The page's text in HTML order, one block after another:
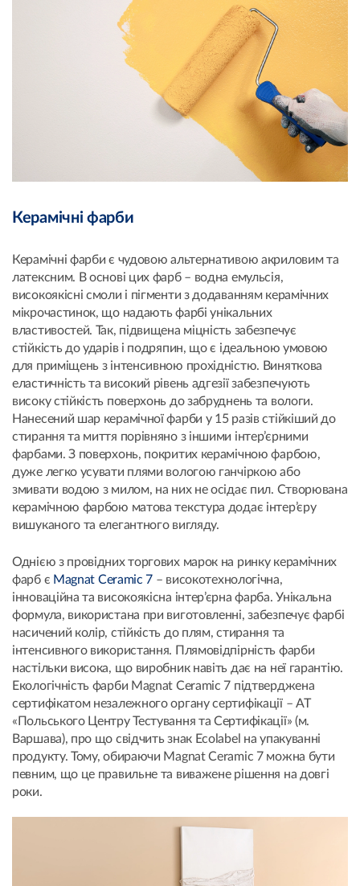
Керамічні фарби
Керамічні фарби є чудовою альтернативою акриловим та
латексним. В основі цих фарб – водна емульсія,
високоякісні смоли і пігменти з додаванням керамічних
мікрочастинок, що надають фарбі унікальних
властивостей. Так, підвищена міцність забезпечує
стійкість до ударів і подряпин, що є ідеальною умовою
для приміщень з інтенсивною прохідністю. Виняткова
еластичність та високий рівень адгезії забезпечують
високу стійкість поверхонь до забруднень та вологи.
Нанесений шар керамічної фарби у 15 разів стійкіший до
стирання та миття порівняно з іншими інтер’єрними
фарбами. З поверхонь, покритих керамічною фарбою,
дуже легко усувати плями вологою ганчіркою або
змивати водою з милом, на них не осідає пил. Створювана
керамічною фарбою матова текстура додає інтер’єру
вишуканого та елегантного вигляду.
Однією з провідних торгових марок на ринку керамічних
фарб є Magnat Ceramic 7 – високотехнологічна,
інноваційна та високоякісна інтер’єрна фарба. Унікальна
формула, використана при виготовленні, забезпечує фарбі
насичений колір, стійкість до плям, стирання та
інтенсивного використання. Плямовідпірність фарби
настільки висока, що виробник навіть дає на неї гарантію.
Екологічність фарби Magnat Ceramic 7 підтверджена
сертифікатом незалежного органу сертифікації – АТ
«Польського Центру Тестування та Сертифікації» (м.
Варшава), про що свідчить знак Ecolabel на упакуванні
продукту. Тому, обираючи Magnat Ceramic 7 можна бути
певним, що це правильне та виважене рішення на довгі
роки.